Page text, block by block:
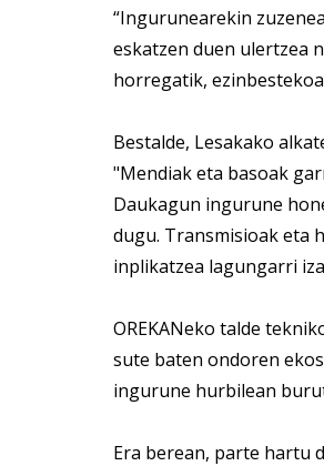
“Ingurunearekin
eskatzen duen ulertzea
horregatik,
Bestalde, Lesakako
"Mendiak eta basoak
Daukagun ingurune
dugu. Transmisioak eta
inplikatzea lagungarri
OREKANeko talde
sute baten ondoren
ingurune hurbilean
Era berean, parte hartu